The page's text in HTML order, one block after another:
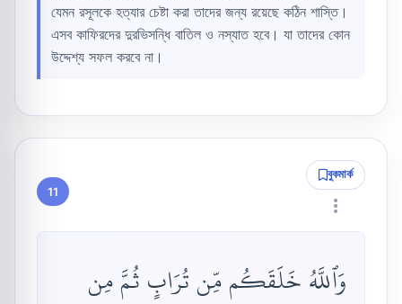
যেমন রসূলকে হত্যার চেষ্টা করা তাদের জন্য রয়েছে কঠিন শাস্তি।
এসব কাফিরদের দুরভিসন্ধি বাতিল ও নস্যাত হবে। যা তাদের কোন
উদ্দেশ্য সফল করবে না।
11
বুকমার্ক
وَٱللَّهُ خَلَقَكُم مِّن تُرَابٍ ثُمَّ مِن